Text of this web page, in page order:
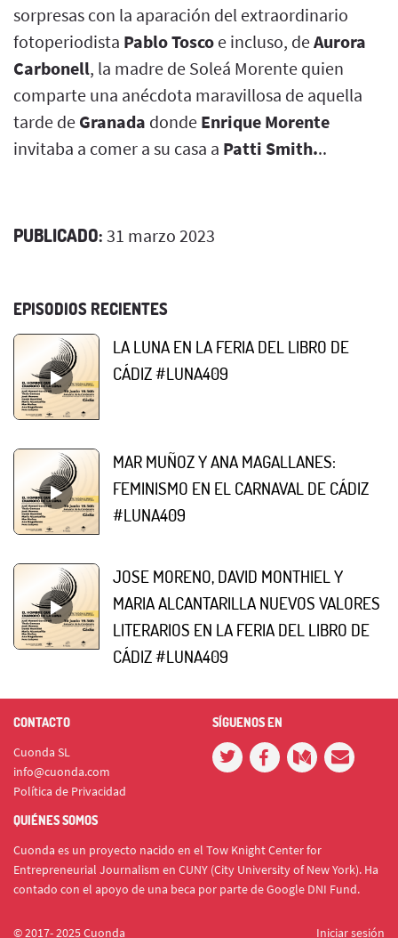
sorpresas con la aparación del extraordinario
fotoperiodista Pablo Tosco e incluso, deAurora
Carbonell, la madre de Soleá Morente quien
comparte una anécdota maravillosa de aquella
tarde de Granada donde Enrique Morente
invitaba a comer a su casa a Patti Smith...
PUBLICADO: 31 marzo 2023
EPISODIOS RECIENTES
LA LUNA EN LA FERIA DEL LIBRO DE
CÁDIZ #LUNA409
MAR MUÑOZ Y ANA MAGALLANES:
FEMINISMO EN EL CARNAVAL DE CÁDIZ
#LUNA409
JOSE MORENO, DAVID MONTHIEL Y
MARIA ALCANTARILLA NUEVOS VALORES
LITERARIOS EN LA FERIA DEL LIBRO DE
CÁDIZ #LUNA409
CONTACTO
Cuonda SL
info@cuonda.com
Política de Privacidad
SÍGUENOS EN
QUIÉNES SOMOS
Cuonda es un proyecto nacido en el Tow Knight Center for
Entrepreneurial Journalism en CUNY (City University of New York). Ha
contado con el apoyo de una beca por parte de Google DNI Fund.
© 2017- 2025 Cuonda Iniciar sesión